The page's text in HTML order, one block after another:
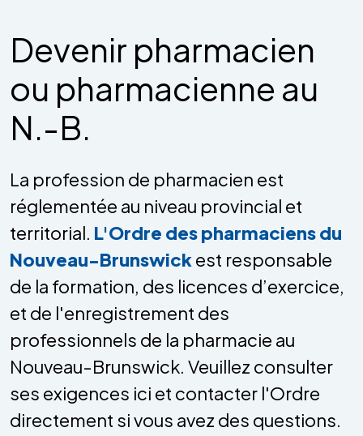
Devenir pharmacien
ou pharmacienne au
N.-B.
La profession de pharmacien est
réglementée au niveau provincial et
territorial. L'Ordre des pharmaciens du
Nouveau-Brunswickest responsable
de la formation, des licences d’exercice,
et de l'enregistrement des
professionnels de la pharmacie au
Nouveau-Brunswick. Veuillez consulter
ses exigences ici et contacter l'Ordre
directement si vous avez des questions.